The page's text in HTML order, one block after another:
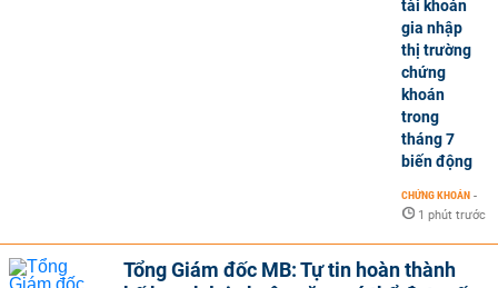
tài khoản
gia nhập
thị trường
chứng
khoán
trong
tháng 7
biến động
CHỨNG KHOÁN -
1 phút trước
Tổng Giám đốc MB: Tự tin hoàn thành